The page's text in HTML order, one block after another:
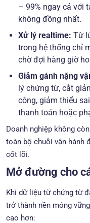
– 99% ngay cả với
không đồng nhất.
Xử lý realtime: Từ
trong hệ thống chỉ
chờ đợi hàng giờ
Giảm gánh nặng
lý chứng từ, cắt
công, giảm thiểu
thanh toán hoặc
Doanh nghiệp không
toàn bộ chuỗi vận hành
cốt lõi.
Mở đường cho
Khi dữ liệu từ chứng từ
trở thành nền móng
cao hơn: